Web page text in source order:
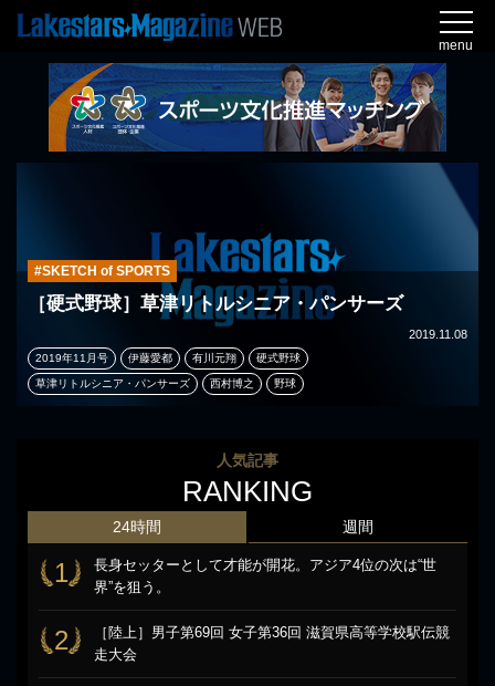
menu
#SKETCH of SPORTS
［硬式野球］草津リトルシニア・パンサーズ
2019.11.08
2019年11月号 伊藤愛都 有川元翔 硬式野球
草津リトルシニア・パンサーズ 西村博之 野球
人気記事
RANKING
24時間
1
長身セッターとして才能が開花。アジア4位の次は“世
界”を狙う。
2
［陸上］男子第69回 女子第36回 滋賀県高等学校駅伝競
走大会
週間